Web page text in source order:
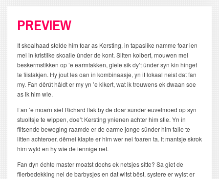
PREVIEW
It skoalhaad stelde him foar as Kersting, in tapaslike namme foar ien
mei in kristlike skoalle ûnder de kont. Sliten kolbert, mouwen mei
beskermstikken op ’e earmtakken, giele sik dy’t ûnder syn kin hinget
te fiislakjen. Hy jout les oan in kombinaasje, yn it lokaal neist dat fan
my. Fan dêrút hâldt er my yn ’e kikert, wat ik trouwens ek dwaan soe
as ik him wie.
Fan ’e moarn siet Richard flak by de doar sûnder euvelmoed op syn
stuoltsje te wippen, doe’t Kersting ynienen achter him stie. Yn in
flitsende beweging raamde er de earme jonge sûnder him falle te
litten achteroer, dêrnei klapte er him wer nei foaren ta. It mantsje skrok
him wyld en hy wie de iennige net.
Fan dyn échte master moatst dochs ek netsjes sitte? Sa giet de
flierbedekking nei de barbysjes en dat witst bêst, systere er wylst er